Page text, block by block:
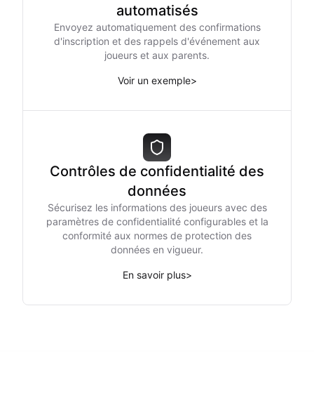
automatisés
Envoyez automatiquement des confirmations
d'inscription et des rappels d'événement aux
joueurs et aux parents.
Voir un exemple>
Contrôles de confidentialité des
données
Sécurisez les informations des joueurs avec des
paramètres de confidentialité configurables et la
conformité aux normes de protection des
données en vigueur.
En savoir plus>